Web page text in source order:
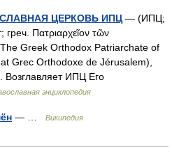
ЦЕРКОВЬ ИПЦ — (ИПЦ;
Πατριαρχεῖον τῶν
Greek Orthodox Patriarchate of
Grec Orthodoxe de Jérusalem),
Возглавляет ИПЦ Его
энциклопедия
— … Википедия